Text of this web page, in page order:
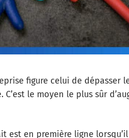
figure celui de dépasser
le moyen le plus sûr
est en première ligne lorsqu’il